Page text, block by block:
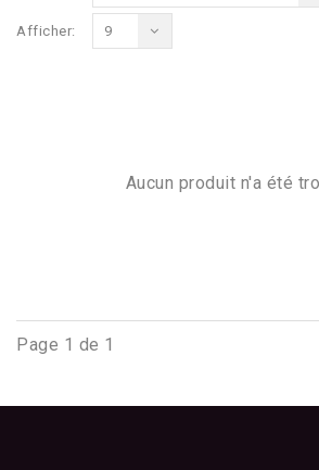
Afficher: 9
Aucun produit n'a été
Page 1 de 1